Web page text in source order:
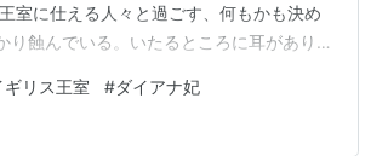
室に仕える人々と過ごす、何もかも決め
蝕んでいる。いたるところに耳があり、
だからと立ち入りは禁止されている。
い詰められて…
ギリス王室 #ダイアナ妃